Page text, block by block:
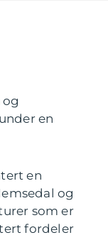
en
en
og
som er
fordeler